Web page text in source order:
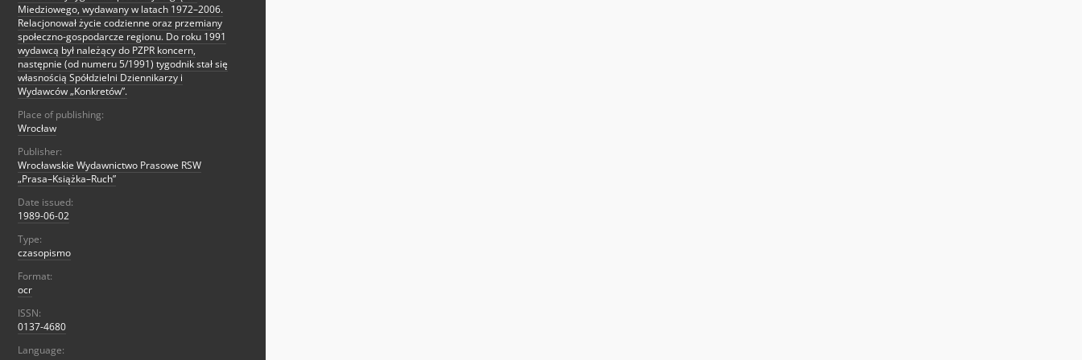
Miedziowego, wydawany w latach 1972–2006.
Relacjonował życie codzienne oraz przemiany
społeczno-gospodarcze regionu. Do roku 1991
wydawcą był należący do PZPR koncern,
następnie (od numeru 5/1991) tygodnik stał się
własnością Spółdzielni Dziennikarzy i
Wydawców „Konkretów”.
Place of publishing:
Wrocław
Publisher:
Wrocławskie Wydawnictwo Prasowe RSW
„Prasa–Książka–Ruch”
Date issued:
1989-06-02
Type:
czasopismo
Format:
ocr
ISSN:
0137-4680
Language: